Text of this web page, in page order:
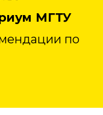
МГТУ
по